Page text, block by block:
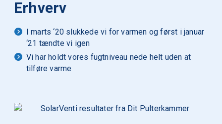
Erhverv
I marts ‘20 slukkede vi for varmen og først i januar
‘21 tændte vi igen
Vi har holdt vores fugtniveau nede helt uden at
tilføre varme
M